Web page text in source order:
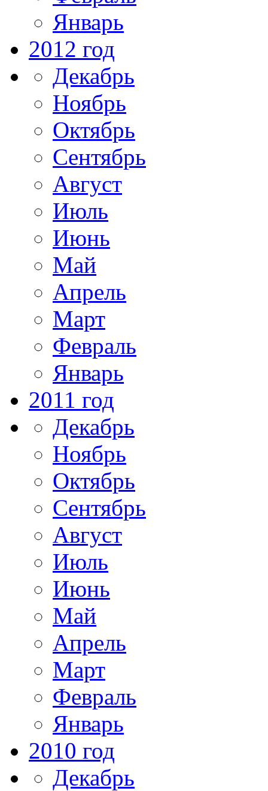
Январь
2012 год
Декабрь
Ноябрь
Октябрь
Сентябрь
Август
Июль
Июнь
Май
Апрель
Март
Февраль
Январь
2011 год
Декабрь
Ноябрь
Октябрь
Сентябрь
Август
Июль
Июнь
Май
Апрель
Март
Февраль
Январь
2010 год
Декабрь